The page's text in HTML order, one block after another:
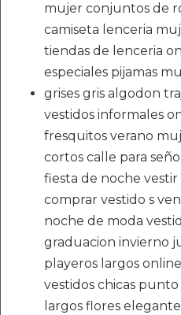
mujer conjuntos de
camiseta lenceria
tiendas de lenceria
especiales pijamas
grises gris algodon
vestidos informales
fresquitos verano
cortos calle para
fiesta de noche
comprar vestido s
noche de moda
graduacion invierno
playeros largos
vestidos chicas
largos flores